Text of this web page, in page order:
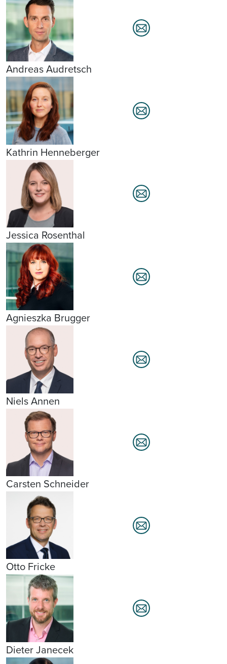
Andreas Audretsch
Kathrin Henneberger
Jessica Rosenthal
Agnieszka Brugger
Niels Annen
Carsten Schneider
Otto Fricke
Dieter Janecek